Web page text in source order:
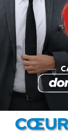
II)
CŒUR